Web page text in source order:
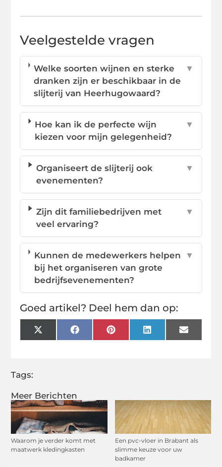
Meer Berichten
Waarom je verder komt met
maatwerk kledingkasten
Een pvc-vloer in Brabant als
slimme keuze voor uw
badkamer
Veelgestelde vragen
Welke soorten wijnen en sterke
dranken zijn er beschikbaar in de
slijterij van Heerhugowaard?
▼
Hoe kan ik de perfecte wijn
kiezen voor mijn gelegenheid?
▼
Organiseert de slijterij ook
evenementen?
▼
Zijn dit familiebedrijven met
veel ervaring?
▼
Kunnen de medewerkers helpen
bij het organiseren van grote
bedrijfsevenementen?
▼
Goed artikel? Deel hem dan op:
X
(Twitter)
FacebookPinterestLinkedInEmail
Tags: